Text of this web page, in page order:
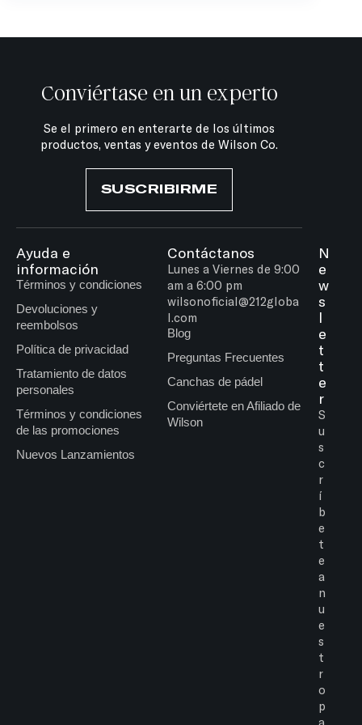
Conviértase en un experto
Se el primero en enterarte de los últimos
productos, ventas y eventos de Wilson Co.
SUSCRIBIRME
Ayuda e
información
Términos y condiciones
Devoluciones y
reembolsos
Política de privacidad
Tratamiento de datos
personales
Términos y condiciones
de las promociones
Nuevos Lanzamientos
Contáctanos
Lunes a Viernes de 9:00
am a 6:00 pm
wilsonoficial@212globa
l.com
Blog
Preguntas Frecuentes
Canchas de pádel
Conviértete en Afiliado de
Wilson
N
e
w
s
l
e
t
t
e
r
S
u
s
c
r
í
b
e
t
e
a
n
u
e
s
t
r
o
p
a